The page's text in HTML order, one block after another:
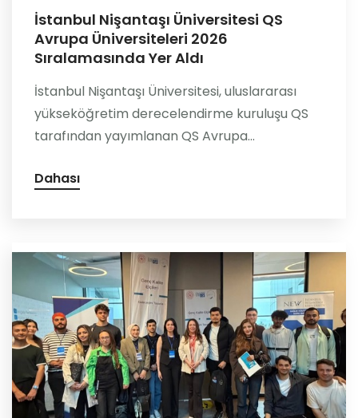
İstanbul Nişantaşı Üniversitesi QS
Avrupa Üniversiteleri 2026
Sıralamasında Yer Aldı
İstanbul Nişantaşı Üniversitesi, uluslararası
yükseköğretim derecelendirme kuruluşu QS
tarafından yayımlanan QS Avrupa...
Dahası